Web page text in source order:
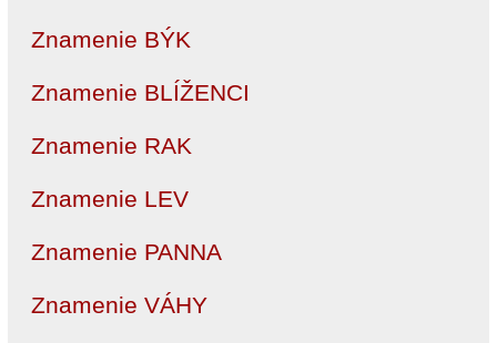
Znamenie BÝK
Znamenie BLÍŽENCI
Znamenie RAK
Znamenie LEV
Znamenie PANNA
Znamenie VÁHY